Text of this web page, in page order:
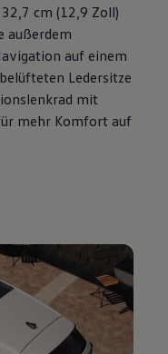
cm (12,9 Zoll)
außerdem
auf einem
Ledersitze
mit
mehr Komfort auf